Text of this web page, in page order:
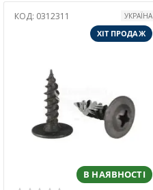
КОД: 0312311
УКРАЇНА
ХІТ ПРОДАЖ
В НАЯВНОСТІ